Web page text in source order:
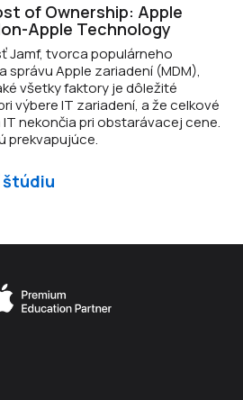
of Ownership: Apple
Apple Technology
Jamf, tvorca populárneho
správu Apple zariadení (MDM),
všetky faktory je dôležité
výbere IT zariadení, a že celkové
IT nekončia pri obstarávacej cene.
prekvapujúce.